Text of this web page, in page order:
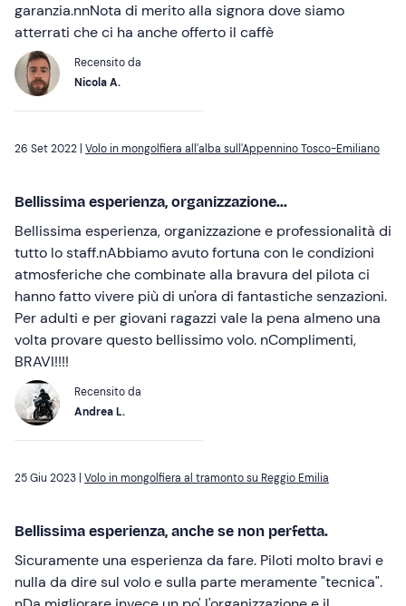
garanzia.nnNota di merito alla signora dove siamo
atterrati che ci ha anche offerto il caffè
Recensito da
Nicola A.
26 Set 2022 | Volo in mongolfiera all'alba sull'Appennino Tosco-Emiliano
Bellissima esperienza, organizzazione...
Bellissima esperienza, organizzazione e professionalità di
tutto lo staff.nAbbiamo avuto fortuna con le condizioni
atmosferiche che combinate alla bravura del pilota ci
hanno fatto vivere più di un'ora di fantastiche senzazioni.
Per adulti e per giovani ragazzi vale la pena almeno una
volta provare questo bellissimo volo. nComplimenti,
BRAVI!!!!
Recensito da
Andrea L.
25 Giu 2023 | Volo in mongolfiera al tramonto su Reggio Emilia
Bellissima esperienza, anche se non perfetta.
Sicuramente una esperienza da fare. Piloti molto bravi e
nulla da dire sul volo e sulla parte meramente "tecnica".